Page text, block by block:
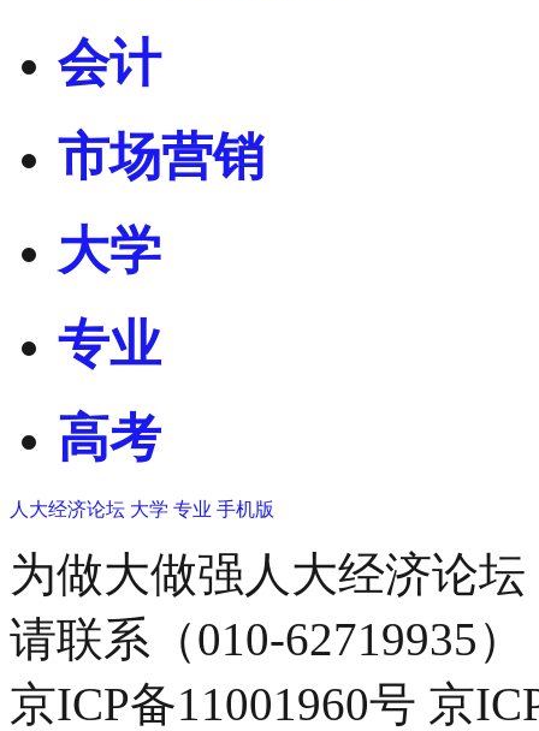
会计
市场营销
大学
专业
高考
人大经济论坛 大学 专业 手机版
为做大做强人大经济论
请联系（010-62719935）
京ICP备11001960号 京